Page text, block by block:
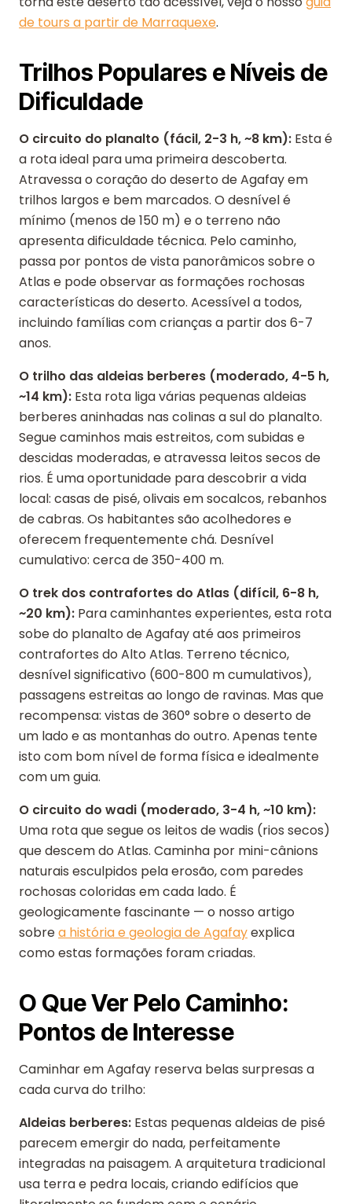
de tours a partir de Marraquexe.
Trilhos Populares e Níveis de
Dificuldade
O circuito do planalto (fácil, 2-3 h, ~8 km): Esta é
a rota ideal para uma primeira descoberta.
Atravessa o coração do deserto de Agafay em
trilhos largos e bem marcados. O desnível é
mínimo (menos de 150 m) e o terreno não
apresenta dificuldade técnica. Pelo caminho,
passa por pontos de vista panorâmicos sobre o
Atlas e pode observar as formações rochosas
características do deserto. Acessível a todos,
incluindo famílias com crianças a partir dos 6-7
anos.
O trilho das aldeias berberes (moderado, 4-5 h,
~14 km): Esta rota liga várias pequenas aldeias
berberes aninhadas nas colinas a sul do planalto.
Segue caminhos mais estreitos, com subidas e
descidas moderadas, e atravessa leitos secos de
rios. É uma oportunidade para descobrir a vida
local: casas de pisé, olivais em socalcos, rebanhos
de cabras. Os habitantes são acolhedores e
oferecem frequentemente chá. Desnível
cumulativo: cerca de 350-400 m.
O trek dos contrafortes do Atlas (difícil, 6-8 h,
~20 km): Para caminhantes experientes, esta rota
sobe do planalto de Agafay até aos primeiros
contrafortes do Alto Atlas. Terreno técnico,
desnível significativo (600-800 m cumulativos),
passagens estreitas ao longo de ravinas. Mas que
recompensa: vistas de 360° sobre o deserto de
um lado e as montanhas do outro. Apenas tente
isto com bom nível de forma física e idealmente
com um guia.
O circuito do wadi (moderado, 3-4 h, ~10 km):
Uma rota que segue os leitos de wadis (rios secos)
que descem do Atlas. Caminha por mini-cânions
naturais esculpidos pela erosão, com paredes
rochosas coloridas em cada lado. É
geologicamente fascinante — o nosso artigo
sobrea história e geologia de Agafayexplica
como estas formações foram criadas.
O Que Ver Pelo Caminho:
Pontos de Interesse
Caminhar em Agafay reserva belas surpresas a
cada curva do trilho:
Aldeias berberes: Estas pequenas aldeias de pisé
parecem emergir do nada, perfeitamente
integradas na paisagem. A arquitetura tradicional
usa terra e pedra locais, criando edifícios que